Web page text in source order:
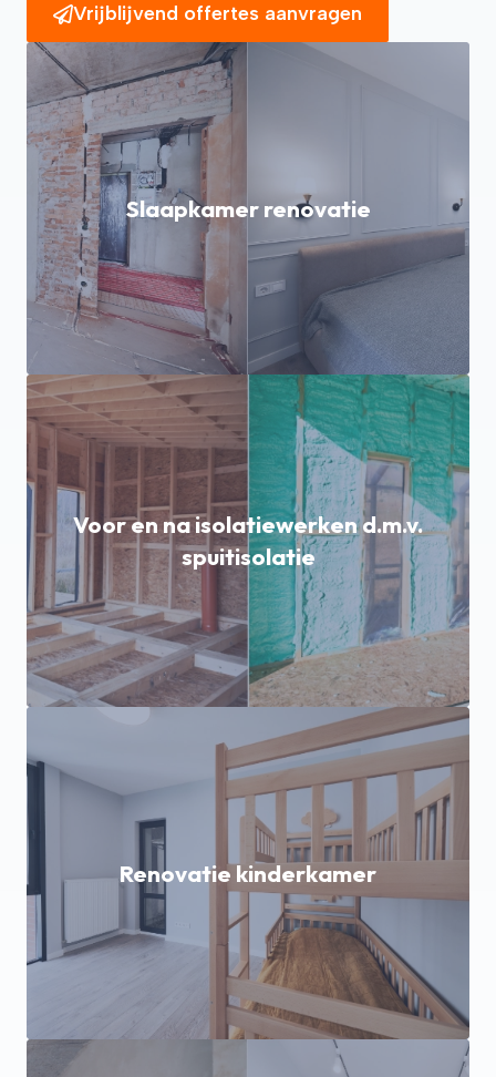
Vrijblijvend offertes aanvragen
Slaapkamer renovatie
Voor en na isolatiewerken d.m.v.
spuitisolatie
Renovatie kinderkamer